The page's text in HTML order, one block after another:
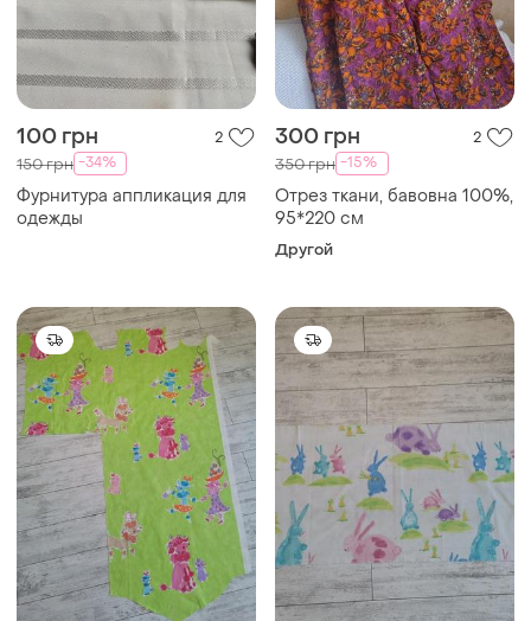
100 грн 2
150 грн -34%
Фурнитура аппликация для
одежды
300 грн 2
350 грн -15%
Отрез ткани, бавовна 100%,
95*220 см
Другой